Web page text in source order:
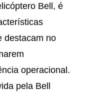
Bell, é
destacam no
operacional.
pela Bell